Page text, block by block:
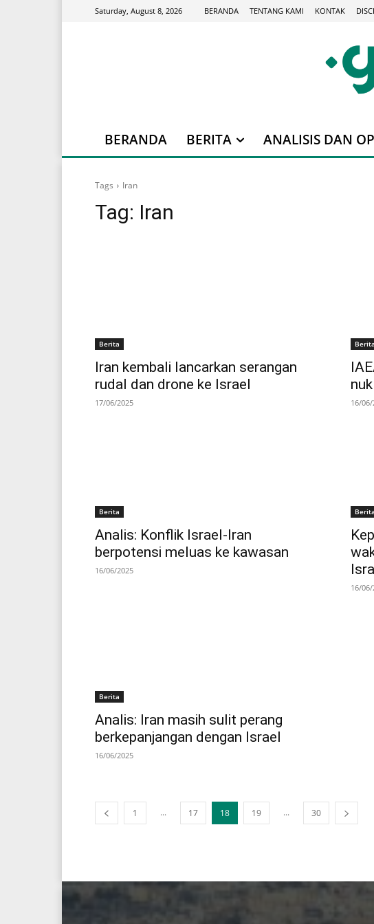
Saturday, August 8, 2026 BERANDA TENTANG KAMI KONTAK
BERANDA BERITA ANALISIS DAN
Tags Iran
Tag: Iran
Berita
Iran kembali lancarkan serangan
rudal dan drone ke Israel
17/06/2025
Berita
16/
Berita
Analis: Konflik Israel-Iran
berpotensi meluas ke kawasan
16/06/2025
Berita
16/
Berita
Analis: Iran masih sulit perang
berkepanjangan dengan Israel
16/06/2025
1 ... 17 18 19 ... 30